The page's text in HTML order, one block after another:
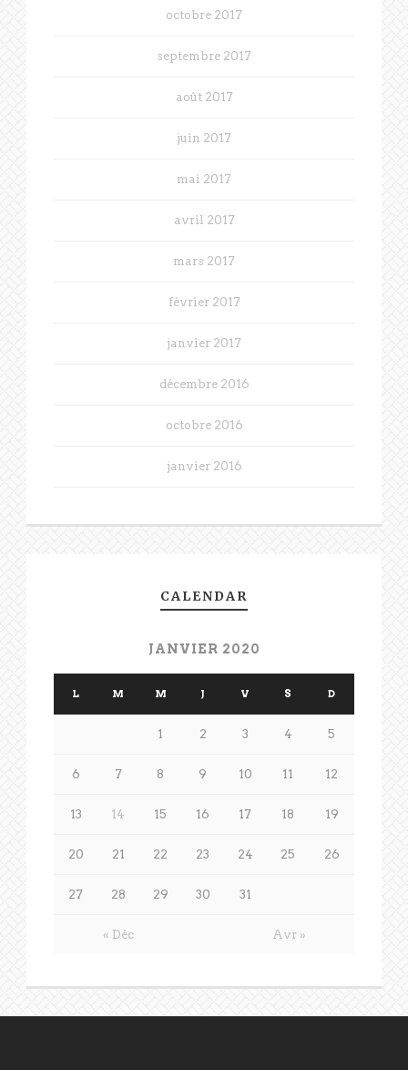
octobre 2017
septembre 2017
août 2017
juin 2017
mai 2017
avril 2017
mars 2017
février 2017
janvier 2017
décembre 2016
octobre 2016
janvier 2016
CALENDAR
JANVIER 2020
L M M J V S D
« Déc Avr »
1 2 3 4 5
6 7 8 9 10 11 12
13 14 15 16 17 18 19
20 21 22 23 24 25 26
27 28 29 30 31